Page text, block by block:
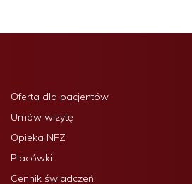
Oferta dla pacjentów
Umów wizytę
Opieka NFZ
Placówki
Cennik świadczeń